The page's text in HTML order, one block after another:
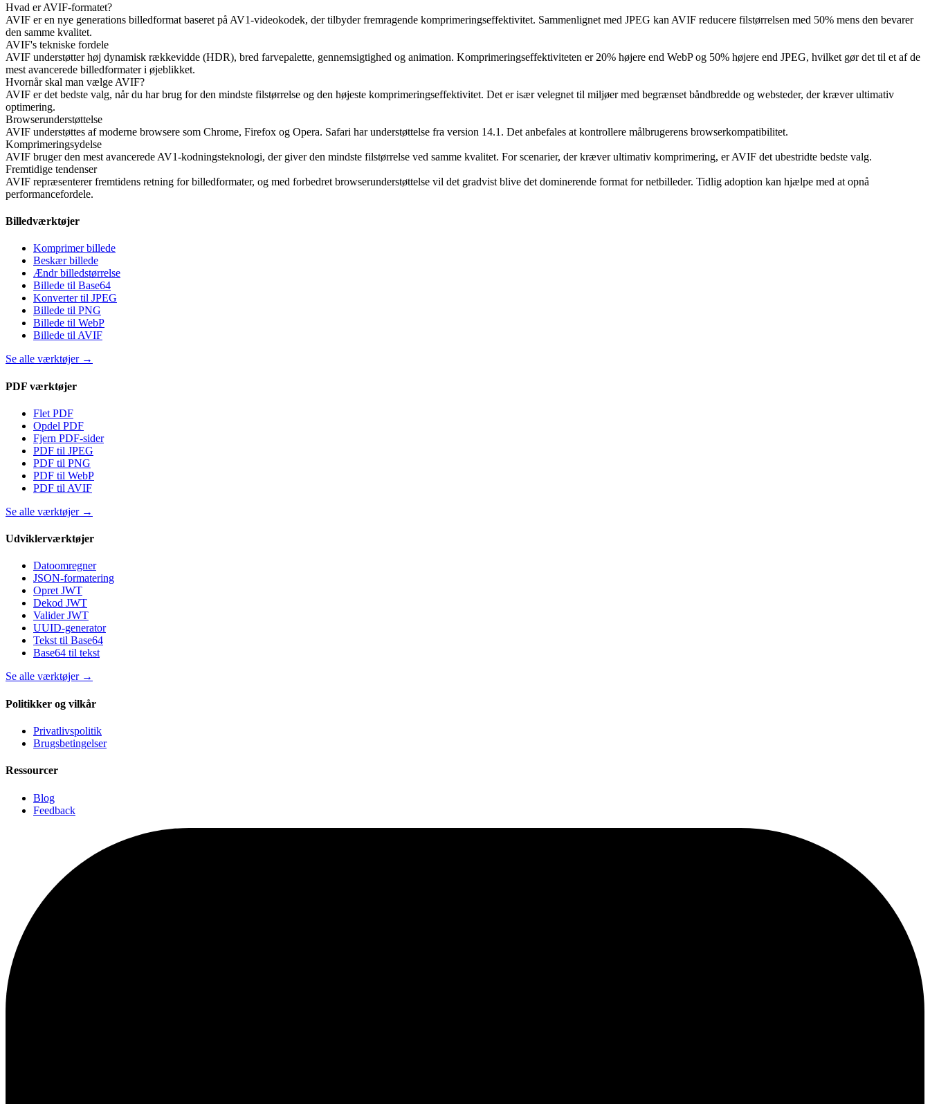
Hvad er AVIF-formatet?
AVIF er en nye generations billedformat baseret på AV1-videokodek, der tilbyder fremragende komprimeringseffektivitet. Sammenlignet med JPEG kan AVIF reducere filstørrelsen med 50% mens den bevarer
den samme kvalitet.
AVIF's tekniske fordele
AVIF understøtter høj dynamisk rækkevidde (HDR), bred farvepalette, gennemsigtighed og animation. Komprimeringseffektiviteten er 20% højere end WebP og 50% højere end JPEG, hvilket gør det til et af de
mest avancerede billedformater i øjeblikket.
Hvornår skal man vælge AVIF?
AVIF er det bedste valg, når du har brug for den mindste filstørrelse og den højeste komprimeringseffektivitet. Det er især velegnet til miljøer med begrænset båndbredde og websteder, der kræver ultimativ
optimering.
Browserunderstøttelse
AVIF understøttes af moderne browsere som Chrome, Firefox og Opera. Safari har understøttelse fra version 14.1. Det anbefales at kontrollere målbrugerens browserkompatibilitet.
Komprimeringsydelse
AVIF bruger den mest avancerede AV1-kodningsteknologi, der giver den mindste filstørrelse ved samme kvalitet. For scenarier, der kræver ultimativ komprimering, er AVIF det ubestridte bedste valg.
Fremtidige tendenser
AVIF repræsenterer fremtidens retning for billedformater, og med forbedret browserunderstøttelse vil det gradvist blive det dominerende format for netbilleder. Tidlig adoption kan hjælpe med at opnå
performancefordele.
Billedværktøjer
Komprimer billede
Beskær billede
Ændr billedstørrelse
Billede til Base64
Konverter til JPEG
Billede til PNG
Billede til WebP
Billede til AVIF
Se alle værktøjer→
PDF værktøjer
Flet PDF
Opdel PDF
Fjern PDF-sider
PDF til JPEG
PDF til PNG
PDF til WebP
PDF til AVIF
Se alle værktøjer→
Udviklerværktøjer
Datoomregner
JSON-formatering
Opret JWT
Dekod JWT
Valider JWT
UUID-generator
Tekst til Base64
Base64 til tekst
Se alle værktøjer→
Politikker og vilkår
Privatlivspolitik
Brugsbetingelser
Ressourcer
Blog
Feedback